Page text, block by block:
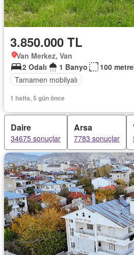
3.850.000 TL
Van Merkez, Van
2 Odalı
1 Banyo
100
Tamamen mobilyalı
1 hafta, 5 gün önce
Daire
34675 sonuçlar
Arsa
7783 sonuçlar